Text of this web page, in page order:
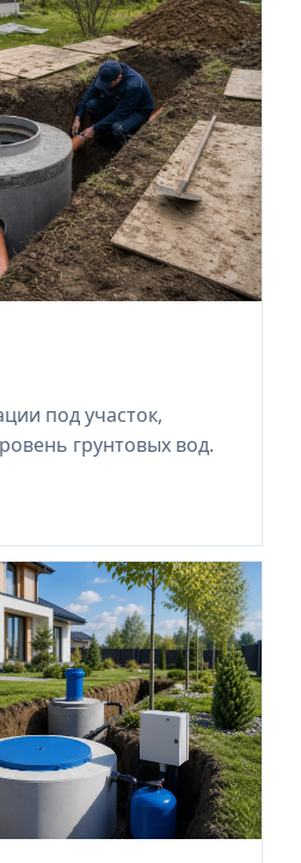
под участок,
грунтовых вод.